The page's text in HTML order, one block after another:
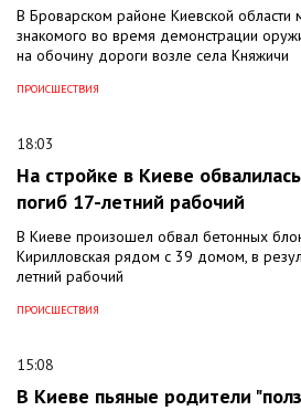
В Броварском районе Киевской области
знакомого во время демонстрации
на обочину дороги возле села Княжичи
ПРОИСШЕСТВИЯ
18:03
На стройке в Киеве
погиб 17-летний рабочий
В Киеве произошел обвал бетонных
Кирилловская рядом с 39 домом, в
летний рабочий
ПРОИСШЕСТВИЯ
15:08
В Киеве пьяные родители